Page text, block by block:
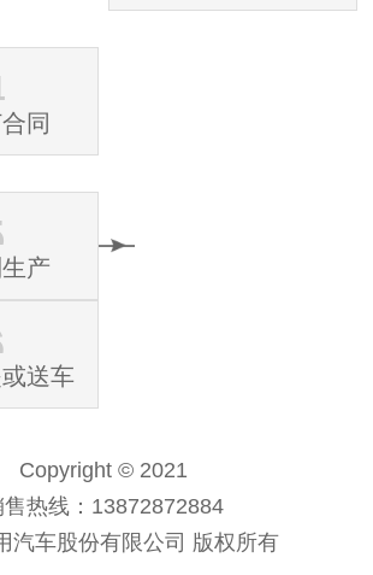
同
产
送车
Copyright © 2021
售热线：13872872884
汽车股份有限公司 版权所有